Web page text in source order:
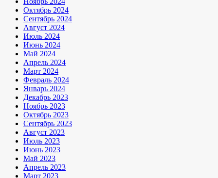
Октябрь 2024
Сентябрь 2024
Август 2024
Июль 2024
Июнь 2024
Май 2024
Апрель 2024
Март 2024
Февраль 2024
Январь 2024
Декабрь 2023
Ноябрь 2023
Октябрь 2023
Сентябрь 2023
Август 2023
Июль 2023
Июнь 2023
Май 2023
Апрель 2023
Март 2023